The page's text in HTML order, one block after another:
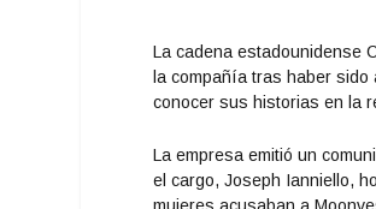
La cadena estadounidense
la compañía tras haber
conocer sus historias en la
La empresa emitió un
el cargo, Joseph Ianniello,
mujeres acusaban a